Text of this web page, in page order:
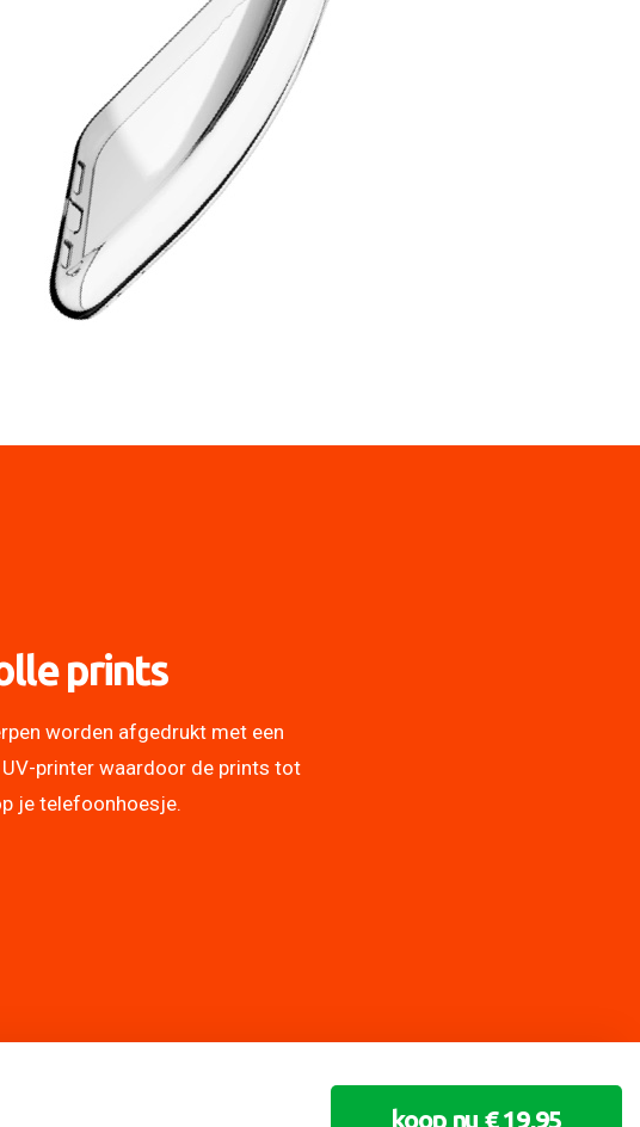
prints
worden afgedrukt met een
printer waardoor de prints tot
je telefoonhoesje.
koop nu € 19,95